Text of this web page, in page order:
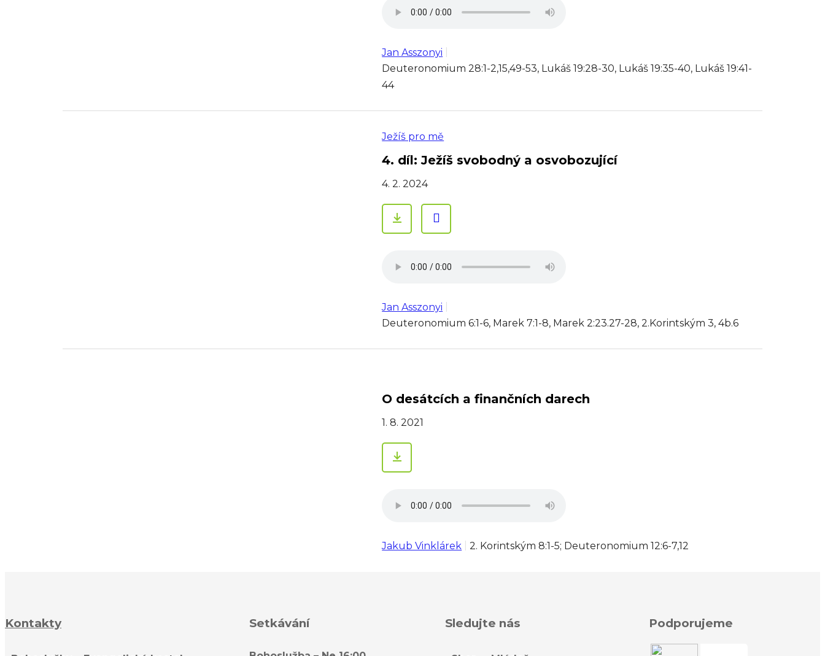
Jan Asszonyi
Deuteronomium 28:1-2,15,49-53, Lukáš 19:28-30, Lukáš 19:35-40, Lukáš 19:41-
44
Ježíš pro mě
4. díl: Ježíš svobodný a osvobozující
4. 2. 2024
Jan Asszonyi
Deuteronomium 6:1-6, Marek 7:1-8, Marek 2:23.27-28, 2.Korintským 3, 4b.6
O desátcích a finančních darech
1. 8. 2021
Jakub Vinklárek 2. Korintským 8:1-5; Deuteronomium 12:6-7,12
Kontakty Setkávání Sledujte nás Podporujeme